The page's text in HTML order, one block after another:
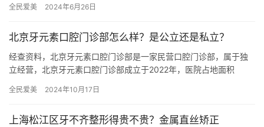
呢？本…
全民爱美 2024年6月26日
北京牙元素口腔门诊部怎么样？是公立还是私立？
经查资料，北京牙元素口腔门诊部是一家民营口腔门诊部，属于独
立经营，北京牙元素口腔门诊部成立于2022年，医院占地面积
义…
全民爱美 2024年10月17日
上海松江区牙不齐整形得贵不贵？金属直丝矫正